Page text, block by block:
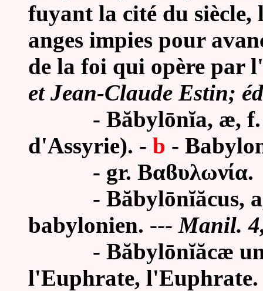
fuyant la cité du siècle,
anges impies pour
de la foi qui opère par
et Jean-Claude Estin;
- Băbylōnĭa, æ,
d'Assyrie). - b -
- gr. Βαϐυλωνία.
- Băbylōnĭăcus, a,
babylonien. ---Manil.
- Băbylōnĭăcæ
l'Euphrate, l'Euphrate.